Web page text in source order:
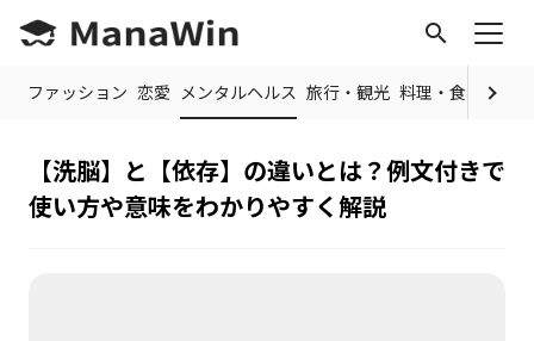
search
ファッション 恋愛 メンタルヘルス 旅行・観光 料理・食べ物
【洗脳】と【依存】の違いとは？例文付きで
使い方や意味をわかりやすく解説